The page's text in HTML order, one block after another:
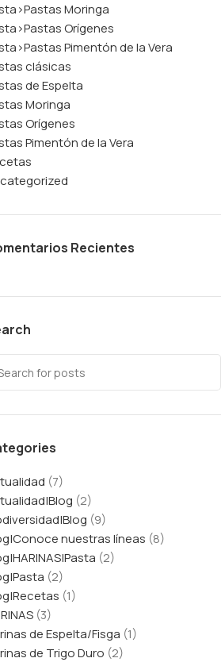
Moringa
Orígenes
Pimentón de la Vera
clásicas
de Espelta
Moringa
Orígenes
Pimentón de la Vera
Recientes
(7)
(2)
(9)
nuestras líneas (8)
(2)
(2)
(1)
(3)
de Espelta/Fisga (1)
de Trigo Duro (2)